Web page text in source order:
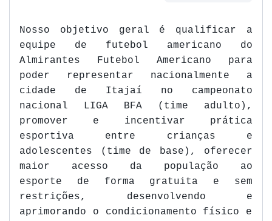
Nosso objetivo geral é qualificar a
equipe de futebol americano do
Almirantes Futebol Americano para
poder representar nacionalmente a
cidade de Itajaí no campeonato
nacional LIGA BFA (time adulto),
promover e incentivar prática
esportiva entre crianças e
adolescentes (time de base), oferecer
maior acesso da população ao
esporte de forma gratuita e sem
restrições, desenvolvendo
e
aprimorando o condicionamento físico e